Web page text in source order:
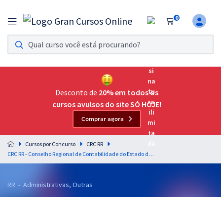
0
Assinatura Ilimitada 11
Acesso a todos os cursos. Teste grátis por 7 dias!
Assinatura OAB Até Passar
Acesso ilimitado a toda preparação para o Exame da
Residências Multiprofissionais
Preparação completa e intensiva para as principais
residências em saúde do Brasil
Desconto de 20% em todos os
cursos avulsos do site SÓ HOJE!
Comprar agora
Cursos por Concurso
CRC RR
CRC RR - Conselho Regional de Contabilidade do Estado de Roraima - Conhecimentos Básicos para os Cargos de Nível Médio
RR - Administrativas, Outras